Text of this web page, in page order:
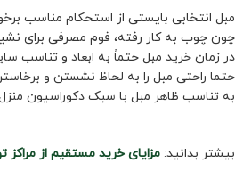
مبل انتخابی بایستی از استحکام مناسب
چون چوب به کار رفته، فوم مصرفی برای
در زمان خرید مبل حتماً به ابعاد و تناسب
حتما راحتی مبل را به لحاظ نشستن و
به تناسب ظاهر مبل با سبک دکوراسیون
بیشتر بدانید: مزایای خرید مستقیم از مراکز